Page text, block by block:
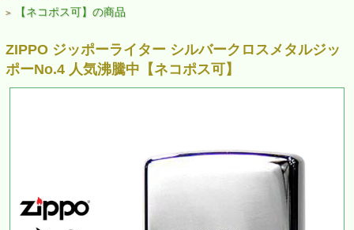
> 【ネコポス可】の商品
ZIPPO ジッポーライター シルバークロスメタルジッ
ポーNo.4 人気沸騰中【ネコポス可】